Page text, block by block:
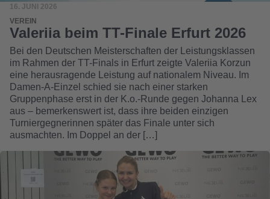
16. JUNI 2026
VEREIN
Valeriia beim TT-Finale Erfurt 2026
Bei den Deutschen Meisterschaften der Leistungsklassen
im Rahmen der TT-Finals in Erfurt zeigte Valeriia Korzun
eine herausragende Leistung auf nationalem Niveau. Im
Damen-A-Einzel schied sie nach einer starken
Gruppenphase erst in der K.o.-Runde gegen Johanna Lex
aus – bemerkenswert ist, dass ihre beiden einzigen
Turniergegnerinnen später das Finale unter sich
ausmachten. Im Doppel an der […]